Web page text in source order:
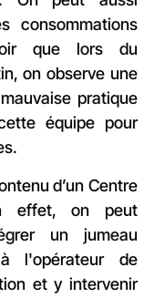
consommations
que lors du
on observe une
pratique
équipe pour
d’un Centre
effet, on peut
un jumeau
l'opérateur de
et y intervenir